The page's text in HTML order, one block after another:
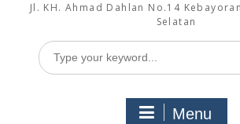
Jl. KH. Ahmad Dahlan No.14
Selatan
Search
for:
Menu